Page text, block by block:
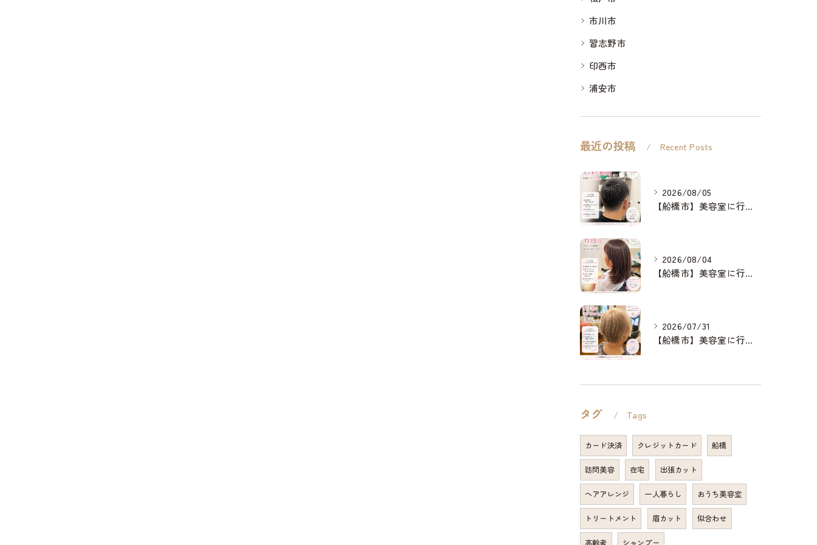
市川市
習志野市
印西市
浦安市
最近の投稿 Recent Posts
2026/08/05
【船橋市】美容室に行けない…をなくしたい✂️✨
2026/08/04
【船橋市】美容室に行けない…をなくしたい✂️✨
2026/07/31
【船橋市】美容室に行けない…をなくしたい✂️✨
タグ Tags
カード決済 クレジットカード 船橋
訪問美容 在宅 出張カット
ヘアアレンジ 一人暮らし おうち美容室
トリートメント 眉カット 似合わせ
高齢者 シャンプー